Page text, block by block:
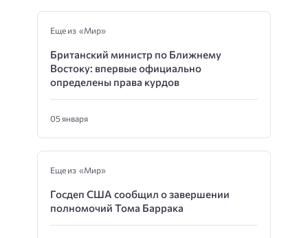
Еще из «Мир»
Британский министр по Ближнему
Востоку: впервые официально
определены права курдов
05 января
Еще из «Мир»
Госдеп США сообщил о завершении
полномочий Тома Баррака